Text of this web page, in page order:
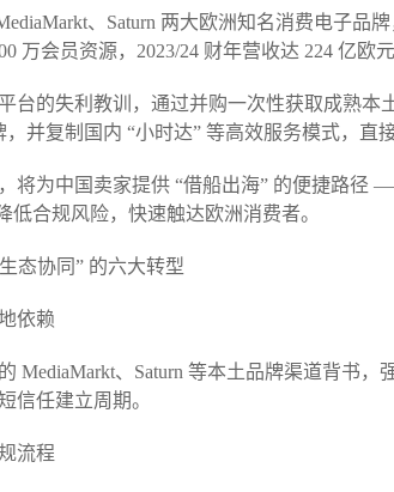
、Saturn 两大欧洲知名消费电子品
万会员资源，2023/24 财年营收达 224 亿欧元
台的失利教训，通过并购一次性获取成熟本
并复制国内 “小时达” 等高效服务模式，直
将为中国卖家提供 “借船出海” 的便捷路径
低合规风险，快速触达欧洲消费者。​
态协同” 的六大转型​
依赖​
MediaMarkt、Saturn 等本土品牌渠道背书，
信任建立周期。​
流程​